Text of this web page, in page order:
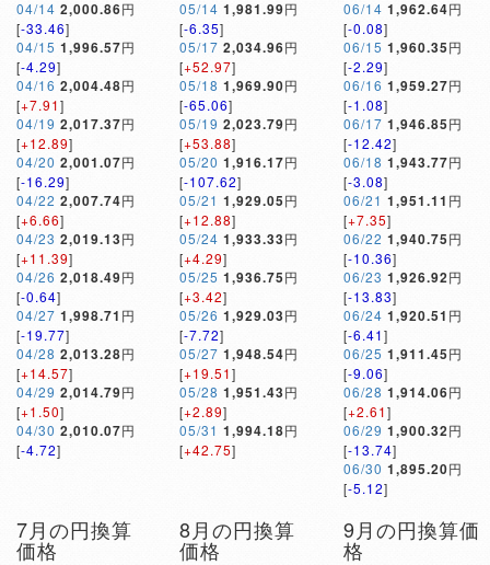
04/14 2,000.86円
[-33.46]
04/15 1,996.57円
[-4.29]
04/16 2,004.48円
[+7.91]
04/19 2,017.37円
[+12.89]
04/20 2,001.07円
[-16.29]
04/22 2,007.74円
[+6.66]
04/23 2,019.13円
[+11.39]
04/26 2,018.49円
[-0.64]
04/27 1,998.71 円
[-19.77]
04/28 2,013.28円
[+14.57]
04/29 2,014.79円
[+1.50]
04/30 2,010.07円
[-4.72]
05/14 1,981.99円
[-6.35]
05/17 2,034.96円
[+52.97]
05/18 1,969.90円
[-65.06]
05/19 2,023.79円
[+53.88]
05/20 1,916.17円
[-107.62]
05/21 1,929.05円
[+12.88]
05/24 1,933.33円
[+4.29]
05/25 1,936.75円
[+3.42]
05/26 1,929.03円
[-7.72]
05/27 1,948.54円
[+19.51]
05/28 1,951.43円
[+2.89]
05/31 1,994.18円
[+42.75]
06/14 1,962.64円
[-0.08]
06/15 1,960.35円
[-2.29]
06/16 1,959.27円
[-1.08]
06/17 1,946.85円
[-12.42]
06/18 1,943.77円
[-3.08]
06/21 1,951.11 円
[+7.35]
06/22 1,940.75円
[-10.36]
06/23 1,926.92円
[-13.83]
06/24 1,920.51 円
[-6.41]
06/25 1,911.45円
[-9.06]
06/28 1,914.06円
[+2.61]
06/29 1,900.32円
[-13.74]
06/30 1,895.20円
[-5.12]
7月の円換算
価格
8月の円換算
価格
9月の円換算価
格